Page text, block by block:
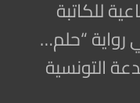
للكاتبة
رواية “حلم…
التونسية